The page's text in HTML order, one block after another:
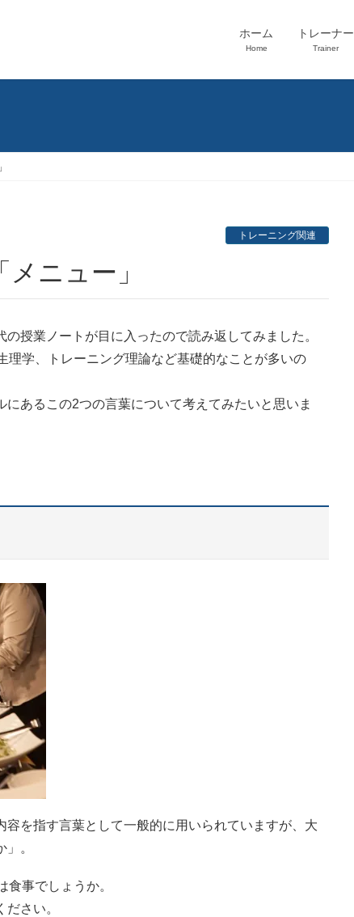
ホーム
Home
トレーナー
Trainer
トレーニング関連
メニュー」
授業ノートが目に入ったので読み返してみました。
理学、トレーニング理論など基礎的なことが多いの
あるこの2つの言葉について考えてみたいと思いま
を指す言葉として一般的に用いられていますが、大
。
食事でしょうか。
さい。